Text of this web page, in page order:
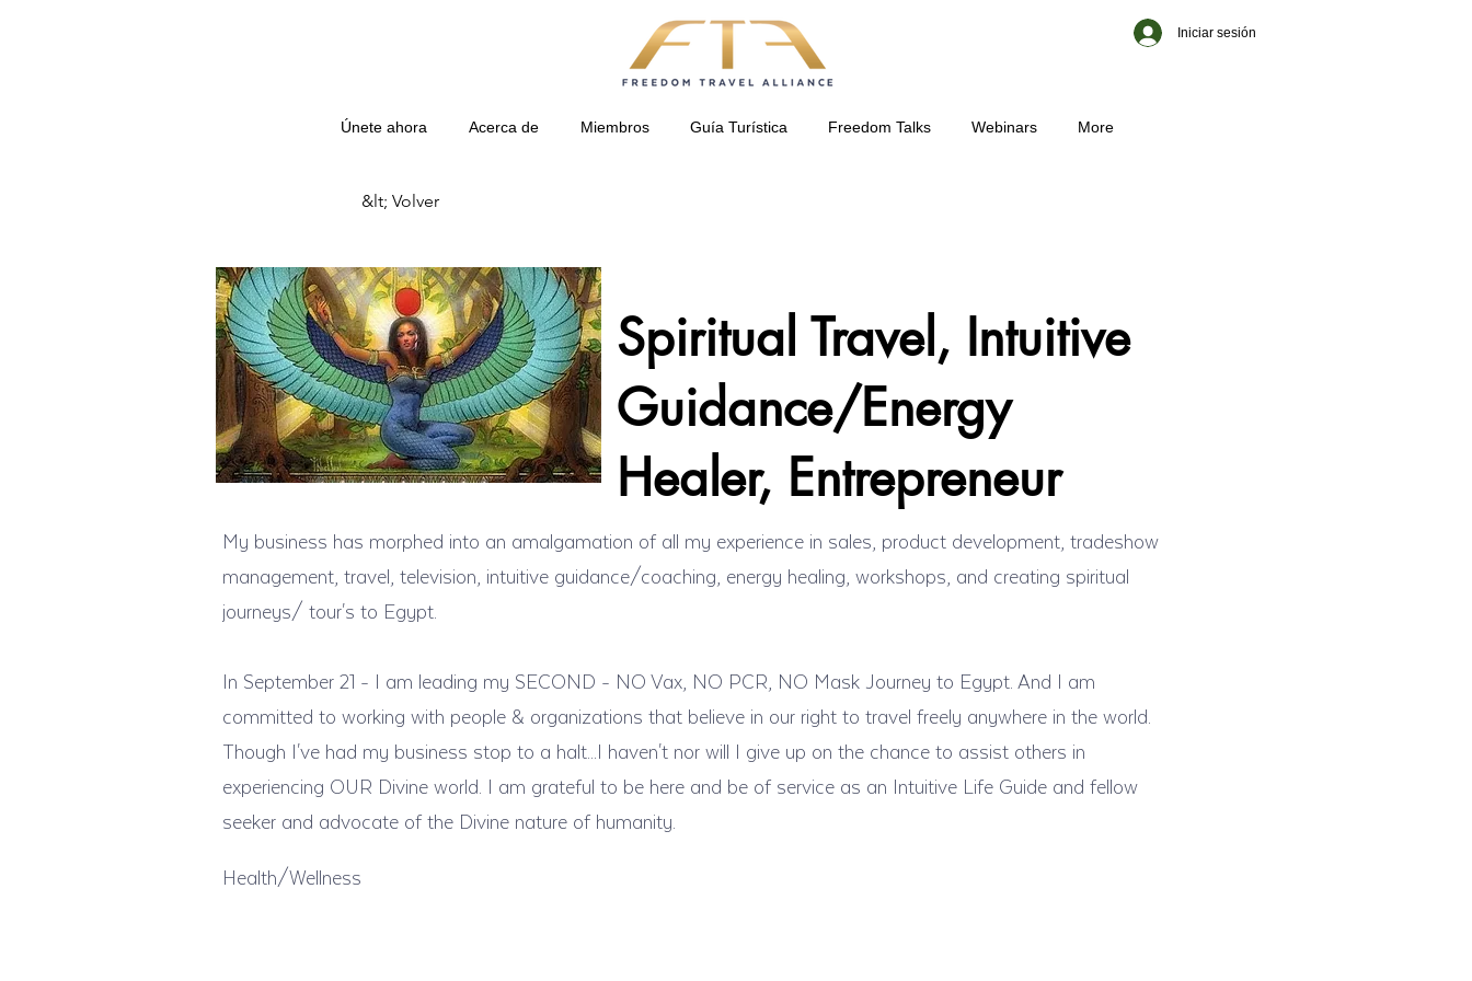
Iniciar sesión
Únete ahora Acerca de Miembros Guía Turística Freedom Talks Webinars More
&lt; Volver
Spiritual Travel, Intuitive
Guidance/Energy
Healer, Entrepreneur
My business has morphed into an amalgamation of all my experience in sales, product development, tradeshow
management, travel, television, intuitive guidance/coaching, energy healing, workshops, and creating spiritual
journeys/ tour's to Egypt.
In September 21 - I am leading my SECOND - NO Vax, NO PCR, NO Mask Journey to Egypt. And I am
committed to working with people & organizations that believe in our right to travel freely anywhere in the world.
Though I've had my business stop to a halt...I haven't nor will I give up on the chance to assist others in
experiencing OUR Divine world. I am grateful to be here and be of service as an Intuitive Life Guide and fellow
seeker and advocate of the Divine nature of humanity.
Health/Wellness